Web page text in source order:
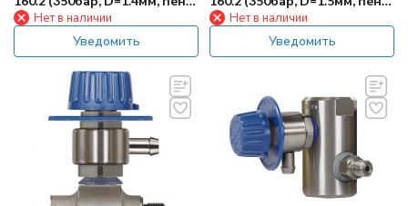
сж.возд, вент. ST161) R+M
Нет в наличии
Уведомить
сж.возд, вент. ST161) R+M
Нет в наличии
Уведомить